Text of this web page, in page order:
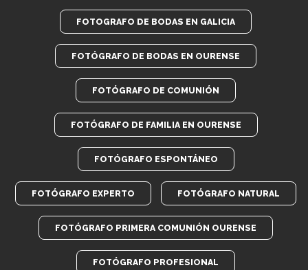
FOTOGRAFO DE BODAS EN GALICIA
FOTÓGRAFO DE BODAS EN OURENSE
FOTÓGRAFO DE COMUNIÓN
FOTÓGRAFO DE FAMILIA EN OURENSE
FOTÓGRAFO ESPONTÁNEO
FOTÓGRAFO EXPERTO FOTÓGRAFO NATURAL
FOTÓGRAFO PRIMERA COMUNIÓN OURENSE
FOTÓGRAFO PROFESIONAL